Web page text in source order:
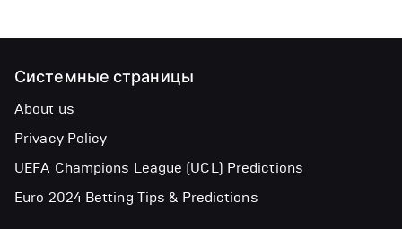
Системные страницы
About us
Privacy Policy
UEFA Champions League (UCL) Predictions
Euro 2024 Betting Tips & Predictions